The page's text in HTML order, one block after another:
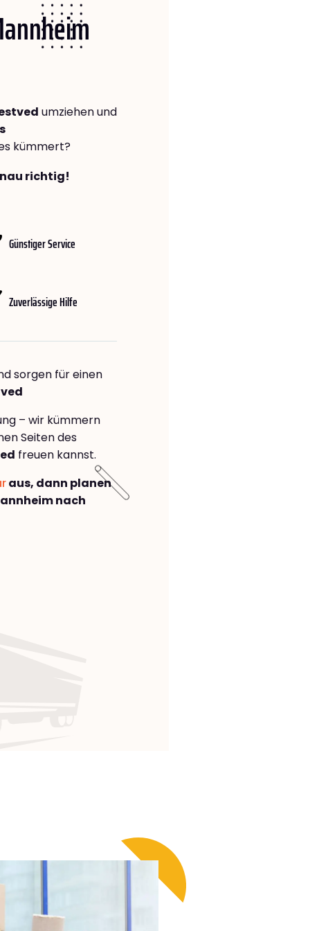
umziehen und
kümmert?
richtig!
Günstiger Service
Zuverlässige Hilfe
sorgen für einen
– wir kümmern
Seiten des
freuen kannst.
aus, dann planen
nach